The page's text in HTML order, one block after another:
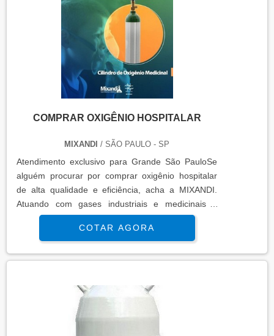
COMPRAR OXIGÊNIO HOSPITALAR
MIXANDI / SÃO PAULO - SP
Atendimento exclusivo para Grande São PauloSe
alguém procurar por comprar oxigênio hospitalar
de alta qualidade e eficiência, acha a MIXANDI.
Atuando com gases industriais e medicinais e
manutenção de máquinas de solda, tochas,
reguladores e maçaricos, oferecendo o que há de
melhor em tecnologia para os clientes. MAIS
DETALHES IMPORTANTES SOBRE O
a empresa busca investir nos melhores profis...
COTAR AGORA